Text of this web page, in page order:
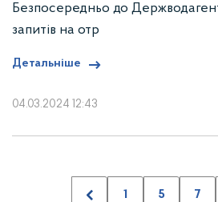
04.03.2024 12:43
Безпосередньо до
запитів на отр
Детальніше
1 5 7